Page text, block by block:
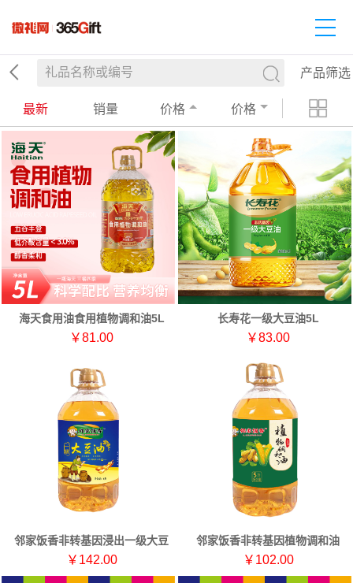
产品筛选
最新 销量 价格 价格
海天食用油食用植物调和油5L
￥81.00
长寿花一级大豆油5L
￥83.00
邻家饭香非转基因浸出一级大豆
油5L/桶LJFX163
￥142.00
邻家饭香非转基因植物调和油
5L/桶LJFX127
￥102.00